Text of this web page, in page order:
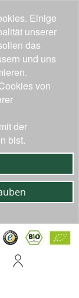
Einige
unserer
das
und uns
von
der
bist.